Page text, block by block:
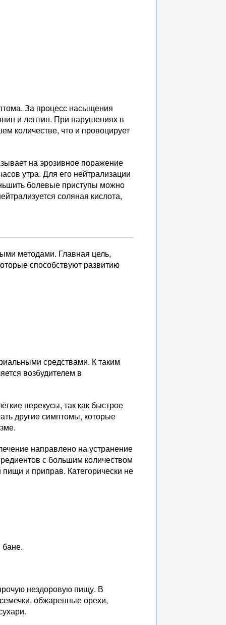
За процесс насыщения
и лептин. При нарушениях в
количестве, что и провоцирует
на эрозивное поражение
утра. Для его нейтрализации
болевые приступы можно
соляная кислота,
методами. Главная цель,
способствуют развитию
средствами. К таким
возбудителем в
перекусы, так как быстрое
другие симптомы, которые
направлено на устранение
с большим количеством
и приправ. Категорически не
нездоровую пищу. В
обжаренные орехи,